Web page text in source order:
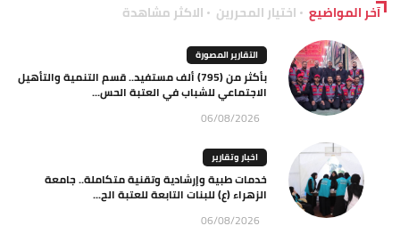
آخر المواضيع اختيار المحررين الاكثر مشاهدة
التقارير المصورة
بأكثر من (795) ألف مستفيد.. قسم التنمية والتأهيل
الاجتماعي للشباب في العتبة الحس...
06/08/2026
اخبار وتقارير
خدمات طبية وإرشادية وتقنية متكاملة.. جامعة
الزهراء (ع) للبنات التابعة للعتبة الح...
06/08/2026